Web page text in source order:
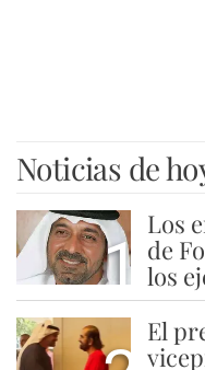
Noticias de
1
Los
de
los
El